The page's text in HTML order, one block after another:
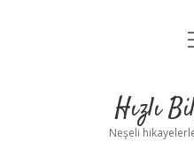
Hızlı
Neşeli